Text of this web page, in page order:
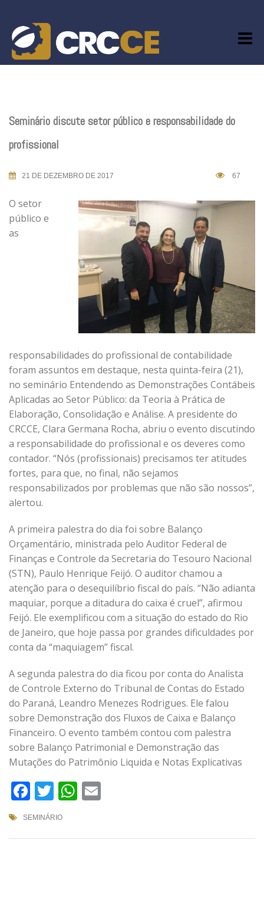
content
Seminário discute setor público e responsabilidade do
profissional
21 DE DEZEMBRO DE 2017 67
O setor
público e
as
responsabilidades do profissional de contabilidade
foram assuntos em destaque, nesta quinta-feira (21),
no seminário Entendendo as Demonstrações Contábeis
Aplicadas ao Setor Público: da Teoria à Prática de
Elaboração, Consolidação e Análise. A presidente do
CRCCE, Clara Germana Rocha, abriu o evento discutindo
a responsabilidade do profissional e os deveres como
contador. “Nós (profissionais) precisamos ter atitudes
fortes, para que, no final, não sejamos
responsabilizados por problemas que não são nossos”,
alertou.
A primeira palestra do dia foi sobre Balanço
Orçamentário, ministrada pelo Auditor Federal de
Finanças e Controle da Secretaria do Tesouro Nacional
(STN), Paulo Henrique Feijó. O auditor chamou a
atenção para o desequilíbrio fiscal do país. “Não adianta
maquiar, porque a ditadura do caixa é cruel”, afirmou
Feijó. Ele exemplificou com a situação do estado do Rio
de Janeiro, que hoje passa por grandes dificuldades por
conta da “maquiagem” fiscal.
A segunda palestra do dia ficou por conta do Analista
de Controle Externo do Tribunal de Contas do Estado
do Paraná, Leandro Menezes Rodrigues. Ele falou
sobre Demonstração dos Fluxos de Caixa e Balanço
Financeiro. O evento também contou com palestra
sobre Balanço Patrimonial e Demonstração das
Mutações do Patrimônio Liquida e Notas Explicativas
Facebook
TwitterWhatsApp
SEMINÁRIO